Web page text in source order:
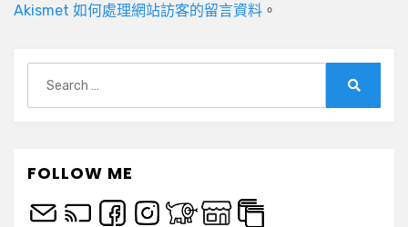
Akismet 如何處理網站訪客的留言資料 。
for:
FOLLOW ME